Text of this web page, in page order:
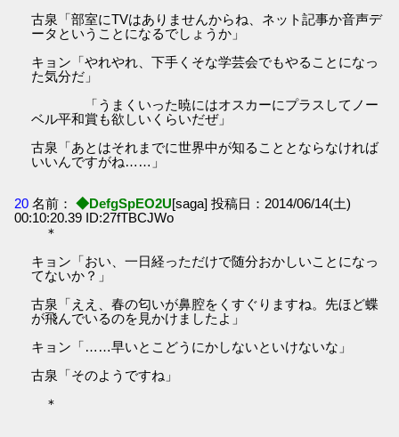
古泉「部室にTVはありませんからね、ネット記事か音声デ
ータということになるでしょうか」
キョン「やれやれ、下手くそな学芸会でもやることになっ
た気分だ」
「うまくいった暁にはオスカーにプラスしてノー
ベル平和賞も欲しいくらいだぜ」
古泉「あとはそれまでに世界中が知ることとならなければ
いいんですがね……」
20 名前： ◆DefgSpEO2U[saga] 投稿日：2014/06/14(土)
00:10:20.39 ID:27fTBCJWo
＊
キョン「おい、一日経っただけで随分おかしいことになっ
てないか？」
古泉「ええ、春の匂いが鼻腔をくすぐりますね。先ほど蝶
が飛んでいるのを見かけましたよ」
キョン「……早いとこどうにかしないといけないな」
古泉「そのようですね」
＊